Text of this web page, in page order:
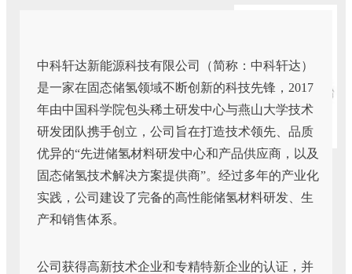
中科轩达新能源科技有限公司（简称：中科轩达）
是一家在固态储氢领域不断创新的科技先锋，2017
年由中国科学院包头稀土研发中心与燕山大学技术
研发团队携手创立，公司旨在打造技术领先、品质
优异的“先进储氢材料研发中心和产品供应商，以及
固态储氢技术解决方案提供商”。经过多年的产业化
实践，公司建设了完备的高性能储氢材料研发、生
产和销售体系。
公司获得高新技术企业和专精特新企业的认证，并